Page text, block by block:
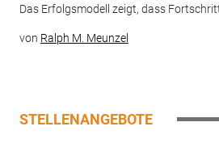
Das Erfolgsmodell zeigt, dass
von Ralph M. Meunzel
STELLENANGEBOTE